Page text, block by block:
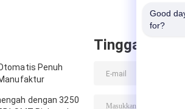
Penuh
dengan 3250
Tinggalkan
Good
for?